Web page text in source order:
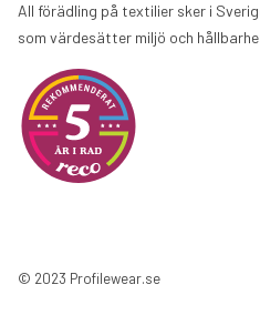
All förädling på textilier sker i
som värdesätter miljö och
© 2023 Profilewear.se